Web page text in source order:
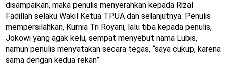
disampaikan, maka penulis menyerahkan kepada Rizal
Fadillah selaku Wakil Ketua TPUA dan selanjutnya. Penulis
mempersilahkan, Kurnia Tri Royani, lalu tiba kepada penulis,
Jokowi yang agak kelu, sempat menyebut nama Lubis,
namun penulis menyatakan secara tegas, “saya cukup, karena
sama dengan kedua rekan”.